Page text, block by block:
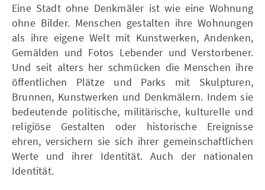
Eine Stadt ohne Denkmäler ist wie eine Wohnung
ohne Bilder. Menschen gestalten ihre Wohnungen
als ihre eigene Welt mit Kunstwerken, Andenken,
Gemälden und Fotos Lebender und Verstorbener.
Und seit alters her schmücken die Menschen ihre
öffentlichen Plätze und Parks mit Skulpturen,
Brunnen, Kunstwerken und Denkmälern. Indem sie
bedeutende politische, militärische, kulturelle und
religiöse Gestalten oder historische Ereignisse
ehren, versichern sie sich ihrer gemeinschaftlichen
Werte und ihrer Identität. Auch der nationalen
Identität.